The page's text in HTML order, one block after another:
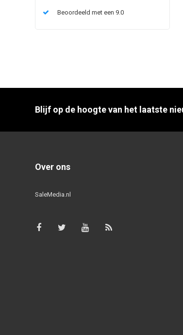
Beoordeeld met een 9.0
Blijf op de hoogte van het laatste
Over ons
SaleMedia.nl